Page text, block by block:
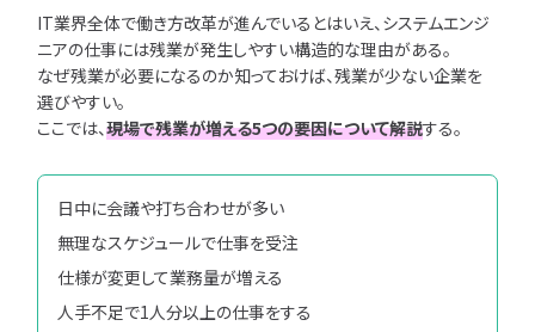
IT業界全体で働き方改革が進んでいるとはいえ、システムエンジ
ニアの仕事には残業が発生しやすい構造的な理由がある。
なぜ残業が必要になるのか知っておけば、残業が少ない企業を
選びやすい。
ここでは、現場で残業が増える5つの要因について解説する。
日中に会議や打ち合わせが多い
無理なスケジュールで仕事を受注
仕様が変更して業務量が増える
人手不足で1人分以上の仕事をする